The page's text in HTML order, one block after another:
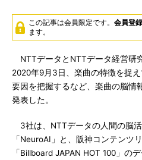
この記事は会員限定です。 会員登
ます。
NTTデータとNTTデータ経営研
2020年9月3日、楽曲の特徴を捉
要因を把握するなど、楽曲の脳情
発表した。
3社は、NTTデータの人間の脳
「NeuroAI」と、阪神コンテンツ
「Billboard JAPAN HOT 100」の